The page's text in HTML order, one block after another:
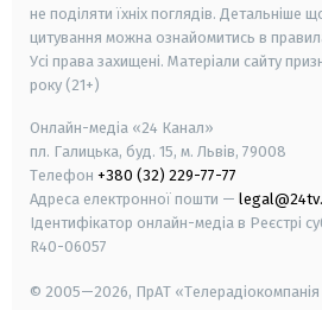
не поділяти їхніх поглядів. Детальніше
цитування можна ознайомитись в
Усі права захищені. Матеріали сайту
року (21+)
Онлайн-медіа «24 Канал»
пл. Галицька, буд. 15, м. Львів, 79008
Телефон +380 (32) 229-77-77
Адреса електронної пошти —
Ідентифікатор онлайн-медіа в Реєстрі
R40-06057
© 2005—2026, ПрАТ